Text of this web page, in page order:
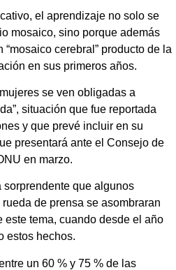
el aprendizaje no solo se
mosaico, sino porque además
cerebral” producto de la
en sus primeros años.
se ven obligadas a
situación que fue reportada
y que prevé incluir en su
presentará ante el Consejo de
en marzo.
sorprendente que algunos
de prensa se asombraran
tema, cuando desde el año
estos hechos.
un 60 % y 75 % de las